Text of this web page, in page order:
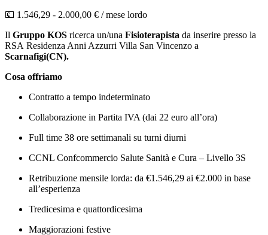
💶 1.546,29 - 2.000,00 € / mese lordo
Il Gruppo KOS ricerca un/una Fisioterapista da inserire presso la
RSA Residenza Anni Azzurri Villa San Vincenzo a
Scarnafigi(CN).
Cosa offriamo
Contratto a tempo indeterminato
Collaborazione in Partita IVA (dai 22 euro all’ora)
Full time 38 ore settimanali su turni diurni
CCNL Confcommercio Salute Sanità e Cura – Livello 3S
Retribuzione mensile lorda: da €1.546,29 ai €2.000 in base
all’esperienza
Tredicesima e quattordicesima
Maggiorazioni festive